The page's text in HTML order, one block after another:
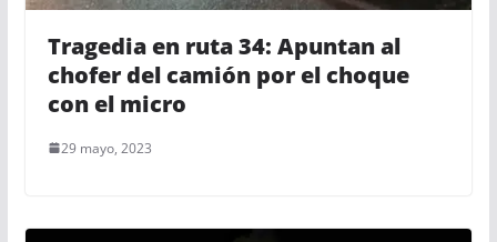
Tragedia en ruta 34: Apuntan al
chofer del camión por el choque
con el micro
29 mayo, 2023